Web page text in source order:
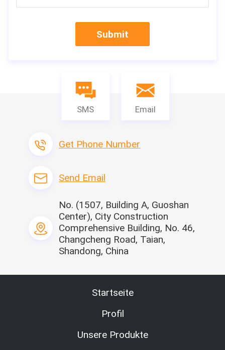
Submit
SMS Email
Get Phone Number
Send Email
No. (1507, Building A, Guoshan
Center), City Construction
Comprehensive Building, No. 46,
Changcheng Road, Taian,
Shandong, China
Startseite
Profil
Unsere Produkte